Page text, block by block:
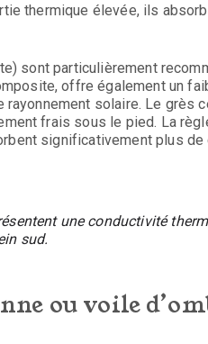
thermique élevée, ils
sont particulièrement
offre également un
solaire. Le grès
frais sous le pied. La
significativement plus de
une conductivité
sud.
ou voile